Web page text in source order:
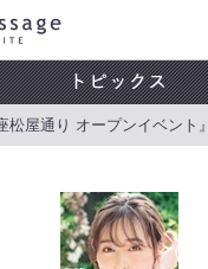
KEN ON Message
屋通り オープンイベント』